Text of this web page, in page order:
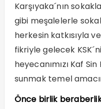
Karşıyaka´nın
gibi meşalelerle
herkesin katkısıyla
fikriyle gelecek
heyecanımızı Kaf Sin
sunmak temel
Önce birlik